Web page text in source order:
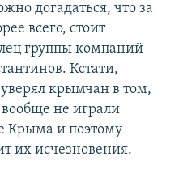
догадаться, что за
всего, стоит
группы компаний
Кстати,
крымчан в том,
не играли
Крыма и поэтому
их исчезновения.